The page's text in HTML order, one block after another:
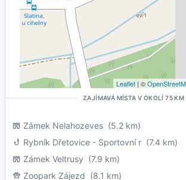
Leaflet | ©
ZAJÍMAVÁ MÍSTA V OKOLÍ 75 KM
Zámek Nelahozeves (5.2 km)
Rybník Dřetovice - Sportovní r (7.4 km)
Zámek Veltrusy (7.9 km)
Zoopark Zájezd (8.1 km)